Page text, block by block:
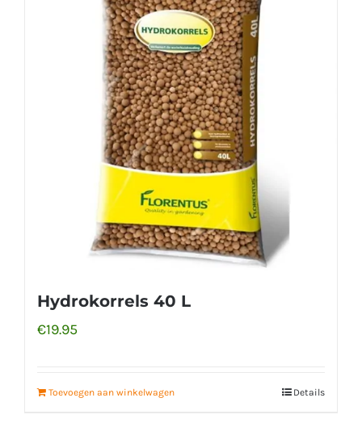
Hydrokorrels 40 L
€19.95
Toevoegen aan winkelwagen Details